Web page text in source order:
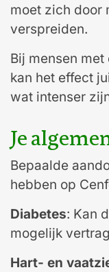
moet zich door
verspreiden.
Bij mensen
kan het effect
wat intenser
Je
Bepaalde
hebben op
Diabetes: Kan
mogelijk
Hart- en